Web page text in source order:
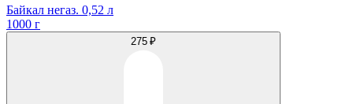
Байкал негаз. 0,52 л
1000 г
275 ₽